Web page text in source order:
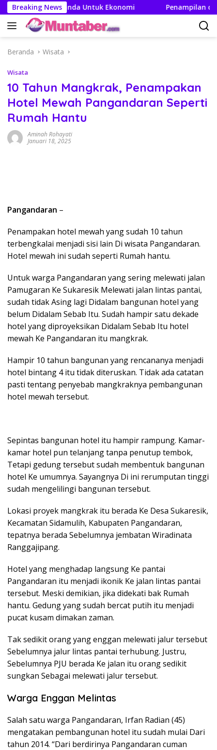
Langsung
ke
konten
Breaking News
Berganda Untuk Ekonomi Penampilan dan
Beranda Wisata
Wisata
10 Tahun Mangkrak, Penampakan
Hotel Mewah Pangandaran Seperti
Rumah Hantu
Aminah Rohayati
Januari 18, 2025
Pangandaran –
Penampakan hotel mewah yang sudah 10 tahun
terbengkalai menjadi sisi lain Di wisata Pangandaran.
Hotel mewah ini sudah seperti Rumah hantu.
Untuk warga Pangandaran yang sering melewati jalan
Pamugaran Ke Sukaresik Melewati jalan lintas pantai,
sudah tidak Asing lagi Didalam bangunan hotel yang
belum Didalam Sebab Itu. Sudah hampir satu dekade
hotel yang diproyeksikan Didalam Sebab Itu hotel
mewah Ke Pangandaran itu mangkrak.
Hampir 10 tahun bangunan yang rencananya menjadi
hotel bintang 4 itu tidak diteruskan. Tidak ada catatan
pasti tentang penyebab mangkraknya pembangunan
hotel mewah tersebut.
Sepintas bangunan hotel itu hampir rampung. Kamar-
kamar hotel pun telanjang tanpa penutup tembok,
Tetapi gedung tersebut sudah membentuk bangunan
hotel Ke umumnya. Sayangnya Di ini rerumputan tinggi
sudah mengelilingi bangunan tersebut.
Lokasi proyek mangkrak itu berada Ke Desa Sukaresik,
Kecamatan Sidamulih, Kabupaten Pangandaran,
tepatnya berada Sebelumnya jembatan Wiradinata
Ranggajipang.
Hotel yang menghadap langsung Ke pantai
Pangandaran itu menjadi ikonik Ke jalan lintas pantai
tersebut. Meski demikian, jika didekati bak Rumah
hantu. Gedung yang sudah bercat putih itu menjadi
pucat kusam dimakan zaman.
Tak sedikit orang yang enggan melewati jalur tersebut
Sebelumnya jalur lintas pantai terhubung. Justru,
Sebelumnya PJU berada Ke jalan itu orang sedikit
sungkan Sebagai melewati jalur tersebut.
Warga Enggan Melintas
Salah satu warga Pangandaran, Irfan Radian (45)
mengatakan pembangunan hotel itu sudah mulai Dari
tahun 2014. “Dari berdirinya Pangandaran cuman